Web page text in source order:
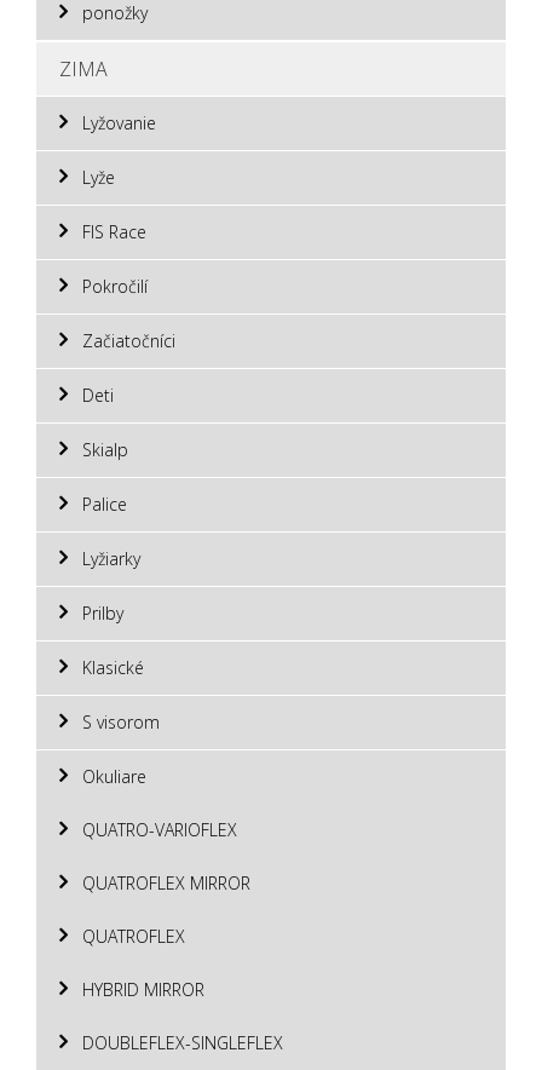
ponožky
ZIMA
Lyžovanie
Lyže
FIS Race
Pokročilí
Začiatočníci
Deti
Skialp
Palice
Lyžiarky
Prilby
Klasické
S visorom
Okuliare
QUATRO-VARIOFLEX
QUATROFLEX MIRROR
QUATROFLEX
HYBRID MIRROR
DOUBLEFLEX-SINGLEFLEX